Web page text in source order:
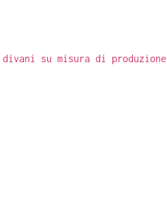
divani su misura di